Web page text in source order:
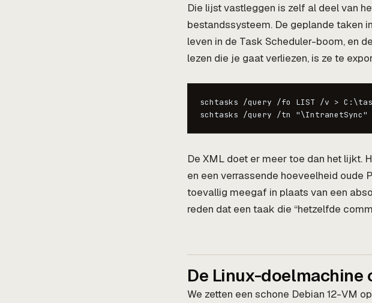
Die lijst vastleggen is zelf al deel van
bestandssysteem. De geplande taken
leven in de Task Scheduler-boom, en
lezen die je gaat verliezen, is ze te
schtasks /query /fo LIST /v >
schtasks /query /tn "\IntranetSync"
De XML doet er meer toe dan het lijkt.
en een verrassende hoeveelheid oude
toevallig meegaf in plaats van een
reden dat een taak die “hetzelfde
De Linux-doelmachine
We zetten een schone Debian 12-VM